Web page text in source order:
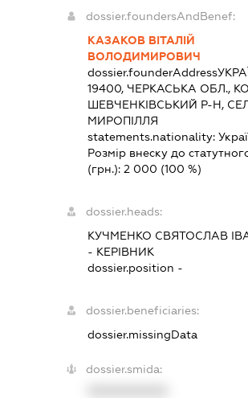
dossier.foundersAndBenef:
КАЗАКОВ ВІТАЛІЙ
ВОЛОДИМИРОВИЧ
dossier.founderAddress
19400, ЧЕРКАСЬКА ОБЛ.,
ШЕВЧЕНКІВСЬКИЙ Р-Н,
МИРОПІЛЛЯ
statements.nationality:
Розмір внеску до
(грн.): 2 000 (100 %)
dossier.heads:
КУЧМЕНКО СВЯТОСЛАВ
- КЕРІВНИК
dossier.position -
dossier.beneficiaries:
dossier.missingData
dossier.smida: